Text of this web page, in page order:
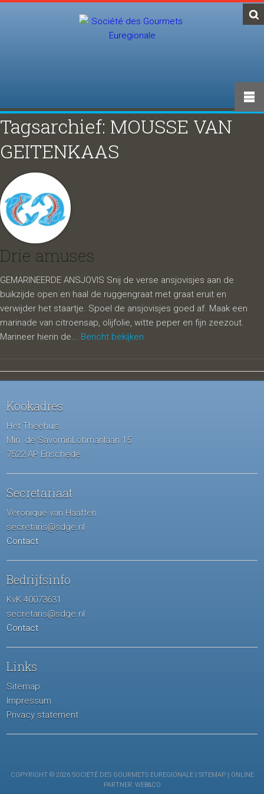
Tagsarchief: MOUSSE VAN
GEITENKAAS
Drie amuses
GEMARINEERDE ANSJOVIS Snij de verse ansjovisjes aan de
buikzijde open en haal de ruggengraat met graat eruit en
verwijder het staartje. Spoel de ansjovisjes goed af. Maak een
marinade van citroensap, olijfolie, witte peper en fijn zeezout.
Marineer hierin de... Bericht bekijken
Kookadres
Het Theehuis
Min. de SavorninLohmanlaan 15
7522 AP Enschede
Secretariaat
Veronique van Haaften
secretaris@sdge.nl
Contact
Bedrijfsinfo
KvK 40073631
secretaris@sdge.nl
Contact
Links
Sitemap
Impressum
Privacy statement
COPYRIGHT © 2026 SOCIÉTÉ DES GOURMETS EUREGIONALE | SITEMAP| ONLINE
PARTNER: WEB&CO